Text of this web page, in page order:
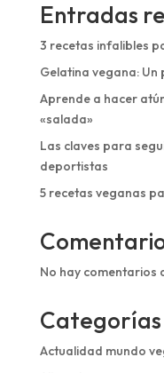
Entradas
3 recetas infalibles
Gelatina vegana:
Aprende a hacer
«salada»
Las claves para
deportistas
5 recetas veganas
No hay comentarios
Categorías
Actualidad mundo